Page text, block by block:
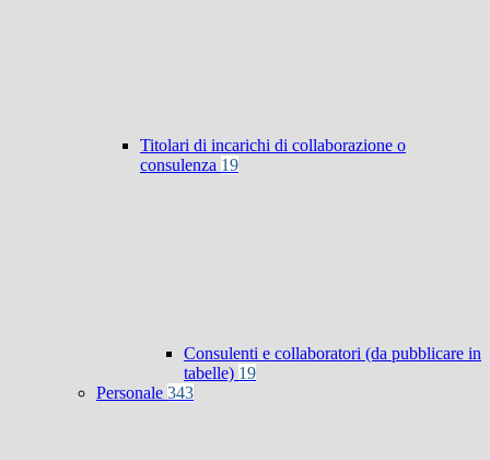
Titolari di incarichi di collaborazione o
consulenza 19
Consulenti e collaboratori (da pubblicare in
tabelle) 19
Personale 343